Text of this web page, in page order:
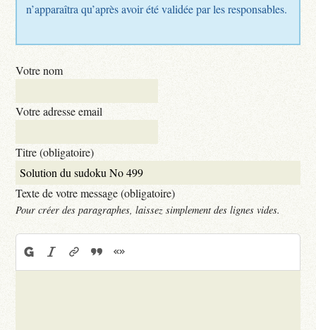
n’apparaîtra qu’après avoir été validée par les responsables.
Votre nom
Votre adresse email
Titre (obligatoire)
Texte de votre message (obligatoire)
Pour créer des paragraphes, laissez simplement des lignes vides.